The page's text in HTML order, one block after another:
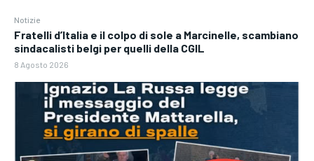
Notizie
Fratelli d’Italia e il colpo di sole a Marcinelle, scambiano
sindacalisti belgi per quelli della CGIL
8 Agosto 2026